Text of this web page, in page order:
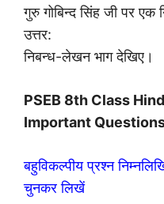
गुरु गोबिन्द सिंह जी पर एक
उत्तर:
निबन्ध-लेखन भाग देखिए।
PSEB 8th Class Hindi
Important
बहुविकल्पीय प्रश्न
चुनकर लिखें